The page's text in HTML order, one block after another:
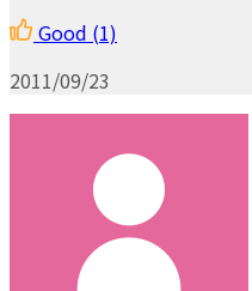
Good (1)
2011/09/23